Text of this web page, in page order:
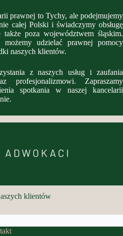
prawnej to Tychy, ale podejmujemy
całej Polski i świadczymy obsługę
poza województwem śląskim.
udzielać prawnej pomocy
naszych klientów.
z naszych usług i zaufania
profesjonalizmowi. Zapraszamy
spotkania w naszej kancelarii
klientów